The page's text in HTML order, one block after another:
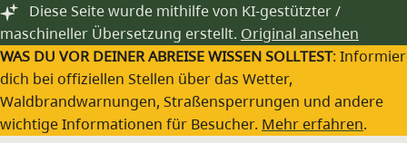
Zum Hauptinhalt springen
Diese Seite wurde mithilfe von KI-gestützter /
maschineller Übersetzung erstellt. Original ansehen
WAS DU VOR DEINER ABREISE WISSEN SOLLTEST:
dich bei offiziellen Stellen über das Wetter,
Waldbrandwarnungen, Straßensperrungen und andere
wichtige Informationen für Besucher. Mehr erfahren.